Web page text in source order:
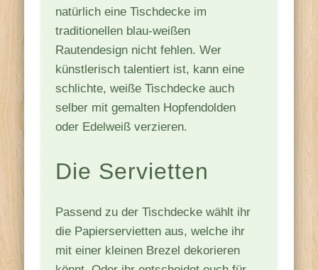
natürlich eine Tischdecke im
traditionellen blau-weißen
Rautendesign nicht fehlen. Wer
künstlerisch talentiert ist, kann eine
schlichte, weiße Tischdecke auch
selber mit gemalten Hopfendolden
oder Edelweiß verzieren.
Die Servietten
Passend zu der Tischdecke wählt ihr
die Papierservietten aus, welche ihr
mit einer kleinen Brezel dekorieren